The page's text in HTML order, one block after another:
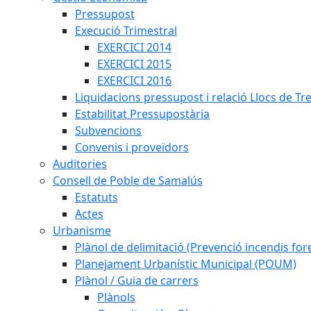
Pressupost
Execució Trimestral
EXERCICI 2014
EXERCICI 2015
EXERCICI 2016
Liquidacions pressupost i relació Llocs de
Estabilitat Pressupostària
Subvencions
Convenis i proveïdors
Auditories
Consell de Poble de Samalús
Estatuts
Actes
Urbanisme
Plànol de delimitació (Prevenció incendis
Planejament Urbanístic Municipal (POUM)
Plànol / Guia de carrers
Plànols